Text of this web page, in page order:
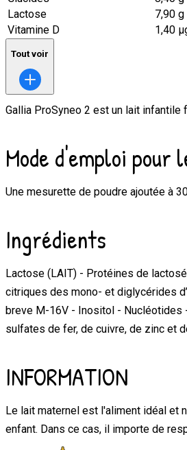
Lactose
7,90 g
Vitamine D
1,40
Tout voir
Gallia ProSyneo 2 est un lait infantile
Mode d'emploi pour
Une mesurette de poudre ajoutée à
Ingrédients
Lactose (LAIT) - Protéines de
citriques des mono- et diglycérides
breve M-16V - Inositol - Nucléotides
sulfates de fer, de cuivre, de zinc et
INFORMATION
Le lait maternel est l'aliment idéal et
enfant. Dans ce cas, il importe de